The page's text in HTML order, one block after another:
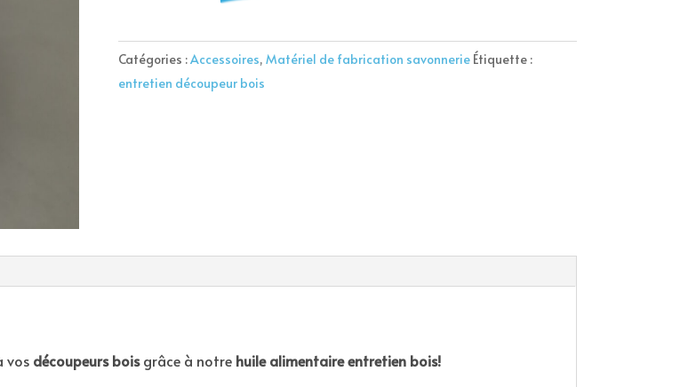
entretien
bois
Catégories :Accessoires, Matériel de fabrication savonnerie Étiquette :
entretien découpeur bois
vos découpeurs boisgrâce à notre huile alimentaire entretien bois!